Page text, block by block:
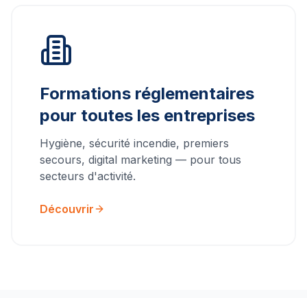
Formations réglementaires
pour toutes les entreprises
Hygiène, sécurité incendie, premiers
secours, digital marketing — pour tous
secteurs d'activité.
Découvrir